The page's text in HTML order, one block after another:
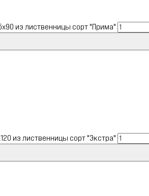
из лиственницы сорт "Прима"
из лиственницы сорт "Экстра"